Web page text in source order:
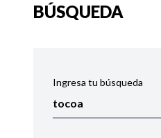
BÚSQUEDA
Ingresa tu búsqueda